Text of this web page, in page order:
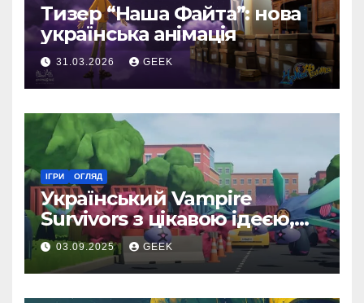
Тизер “Наша Файта”: нова
українська анімація
31.03.2026 GEEK
ІГРИ ОГЛЯД
Український Vampire
Survivors з цікавою ідеєю,
але доволі посередньою
реалізацією
03.09.2025 GEEK